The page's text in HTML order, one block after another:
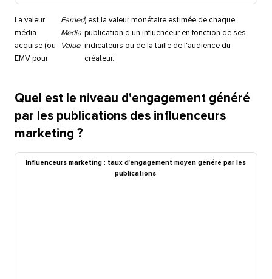
La valeur
média
acquise (ou
EMV pour
Earned
Media
Value
) est la valeur monétaire estimée de chaque
publication d'un influenceur en fonction de ses
indicateurs ou de la taille de l'audience du
créateur.​​
Quel est le niveau d'engagement généré
par les publications des influenceurs
marketing ?​​
Influenceurs marketing : taux d'engagement moyen généré par les
publications​​